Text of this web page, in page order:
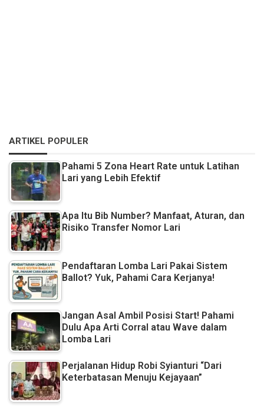
ARTIKEL POPULER
Pahami 5 Zona Heart Rate untuk Latihan
Lari yang Lebih Efektif
Apa Itu Bib Number? Manfaat, Aturan, dan
Risiko Transfer Nomor Lari
Pendaftaran Lomba Lari Pakai Sistem
Ballot? Yuk, Pahami Cara Kerjanya!
Jangan Asal Ambil Posisi Start! Pahami
Dulu Apa Arti Corral atau Wave dalam
Lomba Lari
Perjalanan Hidup Robi Syianturi “Dari
Keterbatasan Menuju Kejayaan”